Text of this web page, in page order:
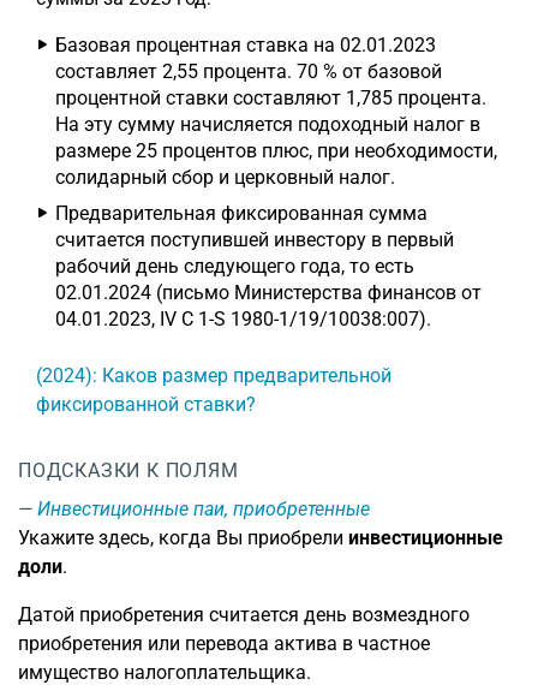
Базовая процентная ставка на 02.01.2023
составляет 2,55 процента. 70 % от базовой
процентной ставки составляют 1,785 процента.
На эту сумму начисляется подоходный налог в
размере 25 процентов плюс, при необходимости,
солидарный сбор и церковный налог.
Предварительная фиксированная сумма
считается поступившей инвестору в первый
рабочий день следующего года, то есть
02.01.2024 (письмо Министерства финансов от
04.01.2023, IV C 1-S 1980-1/19/10038:007).
(2024): Каков размер предварительной
фиксированной ставки?
ПОДСКАЗКИ К ПОЛЯМ
Инвестиционные паи, приобретенные
Укажите здесь, когда Вы приобрели инвестиционные
доли.
Датой приобретения считается день возмездного
приобретения или перевода актива в частное
имущество налогоплательщика.